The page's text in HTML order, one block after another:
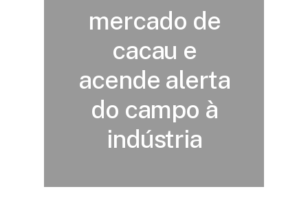
mercado de
cacau e
acende alerta
do campo à
indústria